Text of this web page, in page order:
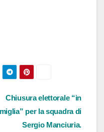
Chiusura elettorale “in
per la squadra di
Sergio Manciuria.